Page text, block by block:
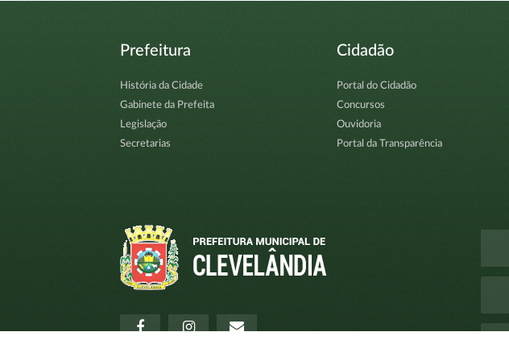
Prefeitura
História da Cidade
Gabinete da Prefeita
Legislação
Secretarias
Cidadão
Portal do Cidadão
Concursos
Ouvidoria
Portal da Transparência